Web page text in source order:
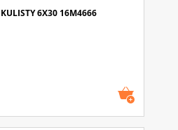
6X30 16M4666